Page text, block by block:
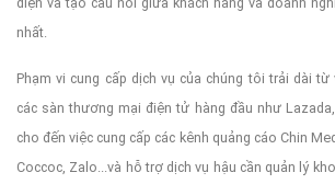
nhất.
Phạm vi cung cấp dịch vụ của chúng tôi trải dài
các sàn thương mại điện tử hàng đầu như Lazada,
cho đến việc cung cấp các kênh quảng cáo Chin
Coccoc, Zalo...và hỗ trợ dịch vụ hậu cần quản lý